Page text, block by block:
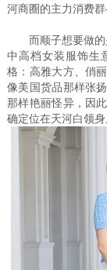
河商圈的主力消费
而顺子想要做的
中高档女装服饰生
格：高雅大方、俏
像美国货品那样张
那样艳丽怪异，因
确定位在天河白领身